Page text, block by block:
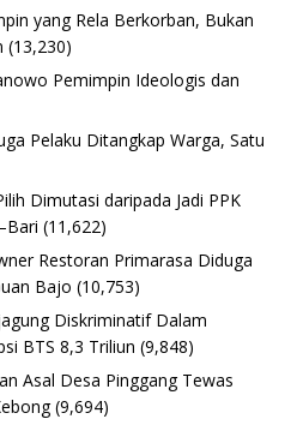
yang Rela Berkorban, Bukan
(13,230)
Pemimpin Ideologis dan
Pelaku Ditangkap Warga, Satu
Dimutasi daripada Jadi PPK
(11,622)
Restoran Primarasa Diduga
Bajo (10,753)
Diskriminatif Dalam
BTS 8,3 Triliun (9,848)
Asal Desa Pinggang Tewas
(9,694)